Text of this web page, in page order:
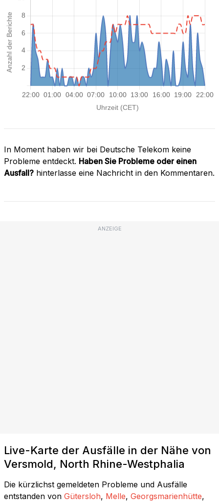
In Moment haben wir bei Deutsche Telekom keine
Probleme entdeckt. Haben Sie Probleme oder einen
Ausfall? hinterlasse eine Nachricht in den Kommentaren.
ANZEIGE
Live-Karte der Ausfälle in der Nähe von
Versmold, North Rhine-Westphalia
Die kürzlichst gemeldeten Probleme und Ausfälle
entstanden von Gütersloh, Melle, Georgsmarienhütte,